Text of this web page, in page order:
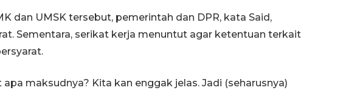
dan UMSK tersebut, pemerintah dan DPR, kata Said,
Sementara, serikat kerja menuntut agar ketentuan terkait
maksudnya? Kita kan enggak jelas. Jadi (seharusnya)